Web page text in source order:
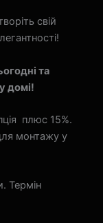
свій
та
домі!
плюс 15%.
монтажу у
Термін